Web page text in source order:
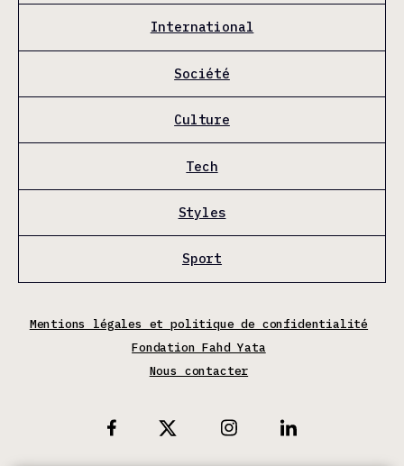
International
Société
Culture
Tech
Styles
Sport
Mentions légales et politique de confidentialité
Fondation Fahd Yata
Nous contacter
Facebook
X Instagram Linkedin